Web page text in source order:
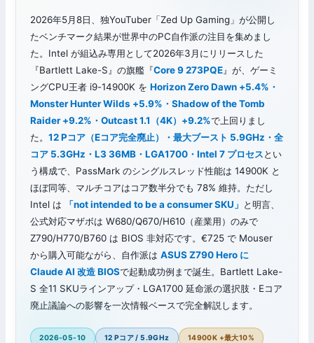
2026年5月8日、独YouTuber「Zed Up Gaming」が公開し
たベンチマーク結果が世界中のPC自作派の注目を集めまし
た。Intel が組込み専用として2026年3月にリリースした
『Bartlett Lake-S』の旗艦『Core 9 273PQE』が、ゲーミ
ングCPU王者 i9-14900K をHorizon Zero Dawn +5.4%・
Monster Hunter Wilds +5.9%・Shadow of the Tomb
Raider +9.2%・Outcast 1.1（4K）+9.2%で上回りまし
た。12 Pコア（Eコア完全廃止）・最大ブースト 5.9GHz・全
コア 5.3GHz・L3 36MB・LGA1700・Intel 7 プロセスとい
う構成で、PassMark のシングルスレッド性能は 14900K と
ほぼ同等、マルチコアはコア数半分でも 78% 維持。ただし
Intel は
「not intended to be a consumer SKU」 と明言、
公式対応マザボは W680/Q670/H610（産業用）のみで
Z790/H770/B760 は BIOS 非対応です。€725 で Mouser
から購入可能ながら、自作派はASUS Z790 Hero に
Claude AI 改造 BIOSで起動成功例まで誕生。Bartlett Lake-
S 全11 SKUラインアップ・LGA1700 延命派の選択肢・Eコア
廃止議論への影響を一次情報ベースで完全解説します。
2026-05-10 12 Pコア / 5.9GHz 14900K +最大10%